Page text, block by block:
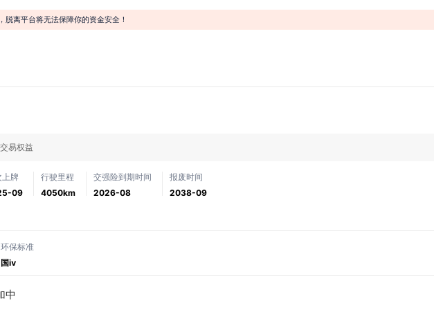
离平台将无法保障你的资金安全！
易权益
上牌
09
行驶里程
4050km
交强险到期时间
2026-08
报废时间
2038-09
环保标准
国ⅳ
中